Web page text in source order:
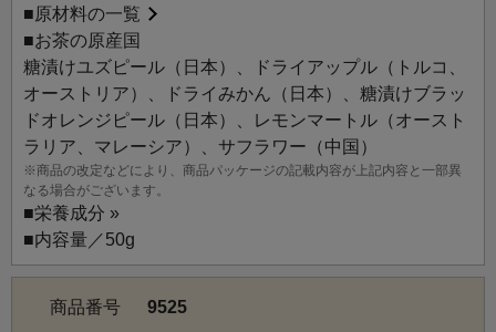
■原材料の一覧
■お茶の原産国
糖漬けユズピール（日本）、ドライアップル（トルコ、
オーストリア）、ドライみかん（日本）、糖漬けブラッ
ドオレンジピール（日本）、レモンマートル（オースト
ラリア、マレーシア）、サフラワー（中国）
※商品の改定などにより、商品パッケージの記載内容が上記内容と一部異
なる場合がございます。
■栄養成分 »
■内容量／50g
商品番号
9525